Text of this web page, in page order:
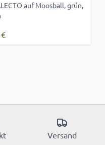
auf Moosball, grün,
Versand